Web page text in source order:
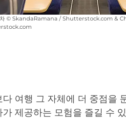
열차 © SkandaRamana / Shutterstock.com &
여행 그 자체에 더 중점을
제공하는 모험을 즐길 수